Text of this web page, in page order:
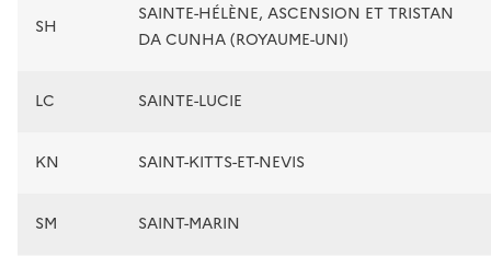
SH
SAINTE-HÉLÈNE, ASCENSION ET TRISTAN
DA CUNHA (ROYAUME-UNI)
LC SAINTE-LUCIE
KN SAINT-KITTS-ET-NEVIS
SM SAINT-MARIN